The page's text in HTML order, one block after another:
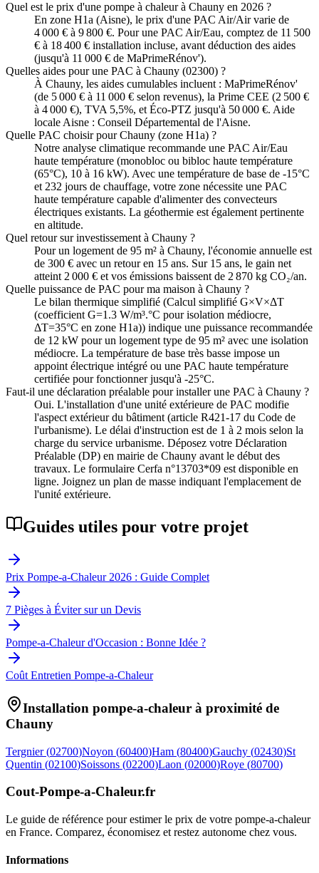
Quel est le prix d'une pompe à chaleur à Chauny en 2026 ?
En zone H1a (Aisne), le prix d'une PAC Air/Air varie de
4 000 € à 9 800 €. Pour une PAC Air/Eau, comptez de 11 500
€ à 18 400 € installation incluse, avant déduction des aides
(jusqu'à 11 000 € de MaPrimeRénov').
Quelles aides pour une PAC à Chauny (02300) ?
À Chauny, les aides cumulables incluent : MaPrimeRénov'
(de 5 000 € à 11 000 € selon revenus), la Prime CEE (2 500 €
à 4 000 €), TVA 5,5%, et Éco-PTZ jusqu'à 50 000 €. Aide
locale Aisne : Conseil Départemental de l'Aisne.
Quelle PAC choisir pour Chauny (zone H1a) ?
Notre analyse climatique recommande une PAC Air/Eau
haute température (monobloc ou bibloc haute température
(65°C), 10 à 16 kW). Avec une température de base de -15°C
et 232 jours de chauffage, votre zone nécessite une PAC
haute température capable d'alimenter des convecteurs
électriques existants. La géothermie est également pertinente
en altitude.
Quel retour sur investissement à Chauny ?
Pour un logement de 95 m² à Chauny, l'économie annuelle est
de 300 € avec un retour en 15 ans. Sur 15 ans, le gain net
atteint 2 000 € et vos émissions baissent de 2 870 kg CO₂/an.
Quelle puissance de PAC pour ma maison à Chauny ?
Le bilan thermique simplifié (Calcul simplifié G×V×ΔT
(coefficient G=1.3 W/m³.°C pour isolation médiocre,
ΔT=35°C en zone H1a)) indique une puissance recommandée
de 12 kW pour un logement type de 95 m² avec une isolation
médiocre. La température de base très basse impose un
appoint électrique intégré ou une PAC haute température
certifiée pour fonctionner jusqu'à -25°C.
Faut-il une déclaration préalable pour installer une PAC à Chauny ?
Oui. L'installation d'une unité extérieure de PAC modifie
l'aspect extérieur du bâtiment (article R421-17 du Code de
l'urbanisme). Le délai d'instruction est de 1 à 2 mois selon la
charge du service urbanisme. Déposez votre Déclaration
Préalable (DP) en mairie de Chauny avant le début des
travaux. Le formulaire Cerfa n°13703*09 est disponible en
ligne. Joignez un plan de masse indiquant l'emplacement de
l'unité extérieure.
Guides utiles pour votre projet
Prix Pompe-a-Chaleur 2026 : Guide Complet
7 Pièges à Éviter sur un Devis
Pompe-a-Chaleur d'Occasion : Bonne Idée ?
Coût Entretien Pompe-a-Chaleur
Installation pompe-a-chaleur à proximité de
Chauny
Tergnier (02700)Noyon (60400)Ham (80400)Gauchy (02430)St
Quentin (02100)Soissons (02200)Laon (02000)Roye (80700)
Cout-Pompe-a-Chaleur.fr
Le guide de référence pour estimer le prix de votre pompe-a-chaleur
en France. Comparez, économisez et restez autonome chez vous.
Informations